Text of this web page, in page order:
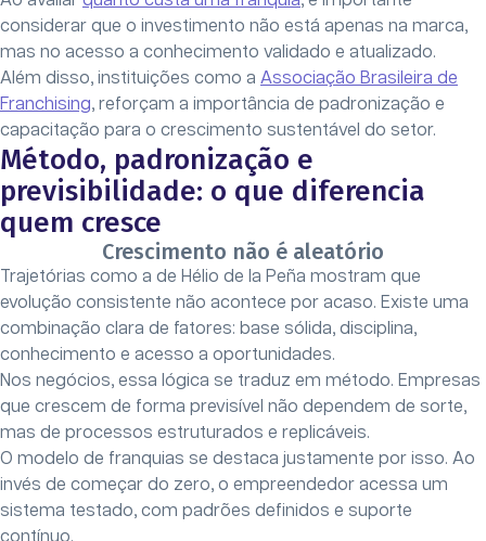
considerar que o investimento não está apenas na marca,
mas no acesso a conhecimento validado e atualizado.
Além disso, instituições como a Associação Brasileira de
Franchising, reforçam a importância de padronização e
capacitação para o crescimento sustentável do setor.
Método, padronização e
previsibilidade: o que diferencia
quem cresce
Crescimento não é aleatório
Trajetórias como a de Hélio de la Peña mostram que
evolução consistente não acontece por acaso. Existe uma
combinação clara de fatores: base sólida, disciplina,
conhecimento e acesso a oportunidades.
Nos negócios, essa lógica se traduz em método. Empresas
que crescem de forma previsível não dependem de sorte,
mas de processos estruturados e replicáveis.
O modelo de franquias se destaca justamente por isso. Ao
invés de começar do zero, o empreendedor acessa um
sistema testado, com padrões definidos e suporte
contínuo.